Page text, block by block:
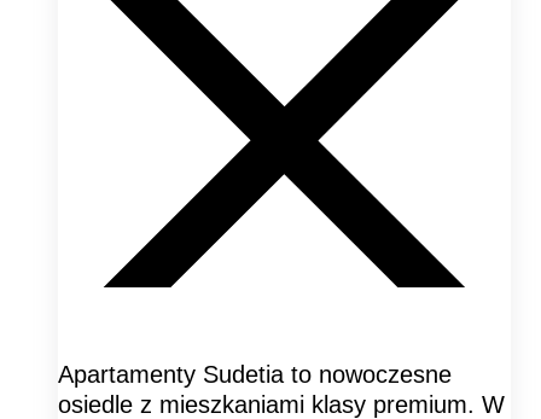
Apartamenty Sudetia to nowoczesne
osiedle z mieszkaniami klasy premium. W